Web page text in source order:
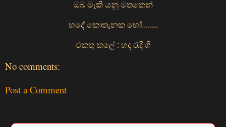
ඔබ මැකී යනු මතකෙන්
හදේ කොතැනක හෝ........
එකතු කලේ : හද රැදි ගී
No comments:
Post a Comment